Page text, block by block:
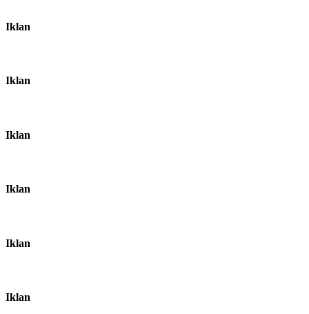
Iklan
Iklan
Iklan
Iklan
Iklan
Iklan